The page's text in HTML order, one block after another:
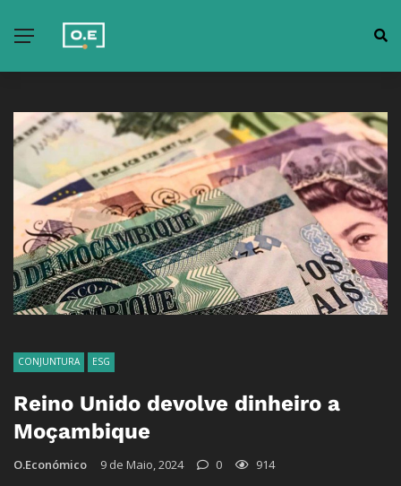
CONJUNTURA ESG
Reino Unido devolve dinheiro a
Moçambique
O.Económico 9 de Maio, 2024 0 914